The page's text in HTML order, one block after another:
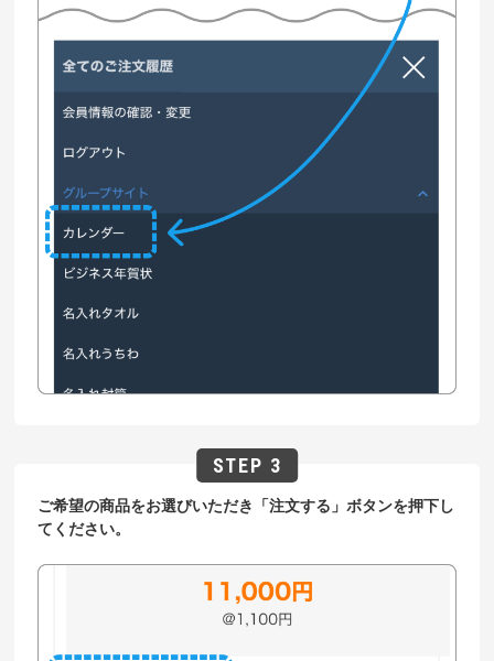
ご希望の商品をお選びいただき「注文する」ボタンを押下し
てください。